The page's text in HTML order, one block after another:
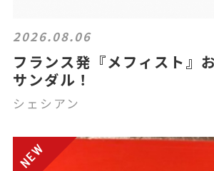
2026.08.06
フランス発『メフィスト』
サンダル！
シェシアン